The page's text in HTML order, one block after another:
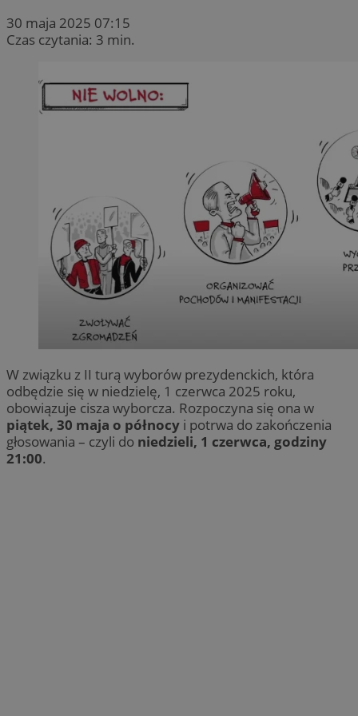
30 maja 2025 07:15
Czas czytania: 3 min.
W związku z II turą wyborów prezydenckich, która
odbędzie się w niedzielę, 1 czerwca 2025 roku,
obowiązuje cisza wyborcza. Rozpoczyna się ona w
piątek, 30 maja o północy i potrwa do zakończenia
głosowania – czyli do niedzieli, 1 czerwca, godziny
21:00.